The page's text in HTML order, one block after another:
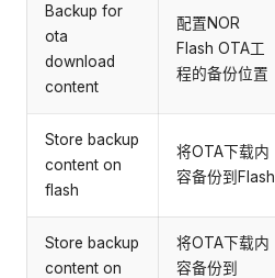
Backup for
ota
download
content
配置NOR
Flash OTA工
程的备份位置
Store backup
content on
flash
将OTA下载内
容备份到Flash
Store backup
content on
将OTA下载内
容备份到